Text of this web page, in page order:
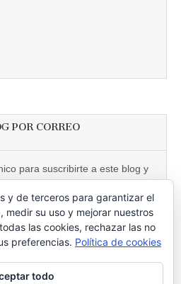
POR CORREO
para suscribirte a este blog y
y de terceros para garantizar el
medir su uso y mejorar nuestros
las cookies, rechazar las no
preferencias. Política de cookies
todo